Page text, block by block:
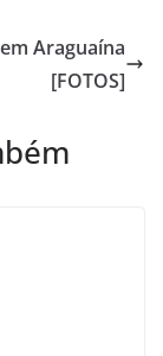
Araguaína
[FOTOS]